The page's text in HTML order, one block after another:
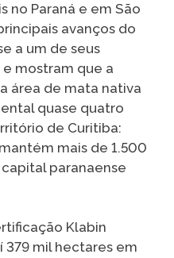
no Paraná e em São
avanços do
a um de seus
mostram que a
área de mata nativa
quase quatro
de Curitiba:
mais de 1.500
paranaense
Klabin
379 mil hectares em